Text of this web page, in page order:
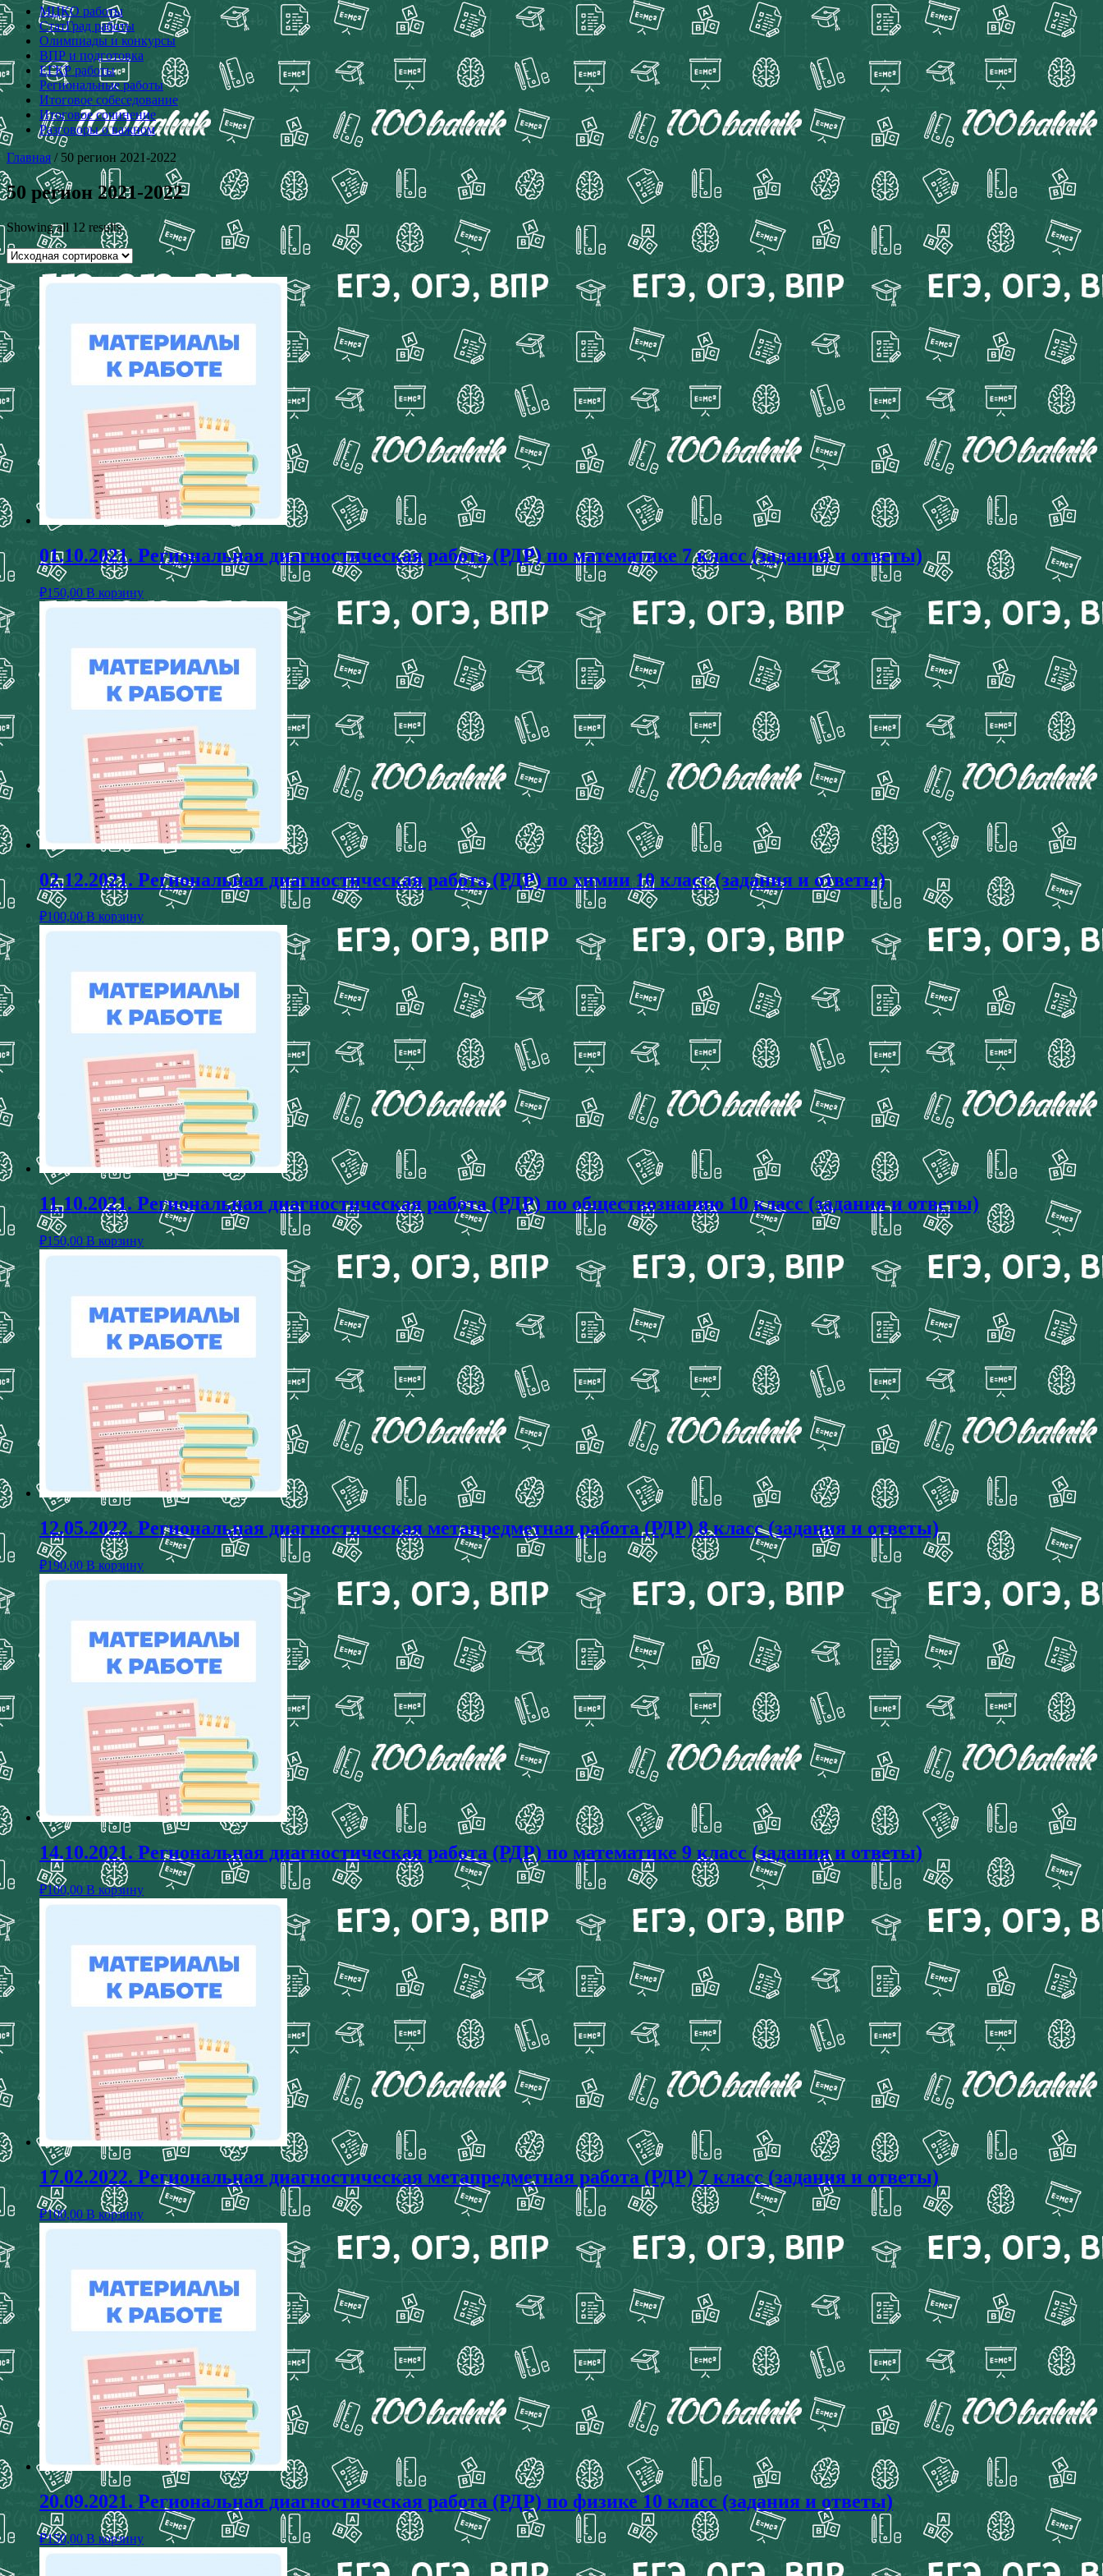
МЦКО работы
СтатГрад работы
Олимпиады и конкурсы
ВПР и подготовка
ЕГКР работы
Региональные работы
Итоговое собеседование
Итоговое сочинение
Разговоры о важном
Главная / 50 регион 2021-2022
50 регион 2021-2022
Showing all 12 results
01.10.2021. Региональная диагностическая работа (РДР) по математике 7 класс (задания и ответы)
₽150,00 В корзину
02.12.2021. Региональная диагностическая работа (РДР) по химии 10 класс (задания и ответы)
₽100,00 В корзину
11.10.2021. Региональная диагностическая работа (РДР) по обществознанию 10 класс (задания и ответы)
₽150,00 В корзину
12.05.2022. Региональная диагностическая метапредметная работа (РДР) 8 класс (задания и ответы)
₽190,00 В корзину
14.10.2021. Региональная диагностическая работа (РДР) по математике 9 класс (задания и ответы)
₽100,00 В корзину
17.02.2022. Региональная диагностическая метапредметная работа (РДР) 7 класс (задания и ответы)
₽100,00 В корзину
20.09.2021. Региональная диагностическая работа (РДР) по физике 10 класс (задания и ответы)
₽150,00 В корзину